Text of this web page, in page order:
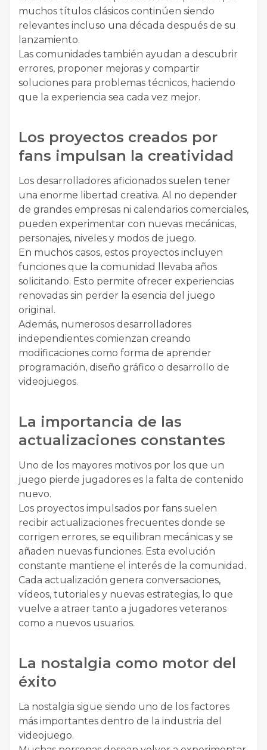
muchos títulos clásicos continúen siendo
relevantes incluso una década después de su
lanzamiento.
Las comunidades también ayudan a descubrir
errores, proponer mejoras y compartir
soluciones para problemas técnicos, haciendo
que la experiencia sea cada vez mejor.
Los proyectos creados por
fans impulsan la creatividad
Los desarrolladores aficionados suelen tener
una enorme libertad creativa. Al no depender
de grandes empresas ni calendarios comerciales,
pueden experimentar con nuevas mecánicas,
personajes, niveles y modos de juego.
En muchos casos, estos proyectos incluyen
funciones que la comunidad llevaba años
solicitando. Esto permite ofrecer experiencias
renovadas sin perder la esencia del juego
original.
Además, numerosos desarrolladores
independientes comienzan creando
modificaciones como forma de aprender
programación, diseño gráfico o desarrollo de
videojuegos.
La importancia de las
actualizaciones constantes
Uno de los mayores motivos por los que un
juego pierde jugadores es la falta de contenido
nuevo.
Los proyectos impulsados por fans suelen
recibir actualizaciones frecuentes donde se
corrigen errores, se equilibran mecánicas y se
añaden nuevas funciones. Esta evolución
constante mantiene el interés de la comunidad.
Cada actualización genera conversaciones,
vídeos, tutoriales y nuevas estrategias, lo que
vuelve a atraer tanto a jugadores veteranos
como a nuevos usuarios.
La nostalgia como motor del
éxito
La nostalgia sigue siendo uno de los factores
más importantes dentro de la industria del
videojuego.